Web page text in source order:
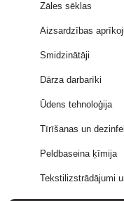
Zāles sēklas
Aizsardzības
Smidzinātāji
Dārza darbarīki
Ūdens tehnoloģija
Tīrīšanas un
Peldbaseina ķīmija
Tekstilizstrādājumi